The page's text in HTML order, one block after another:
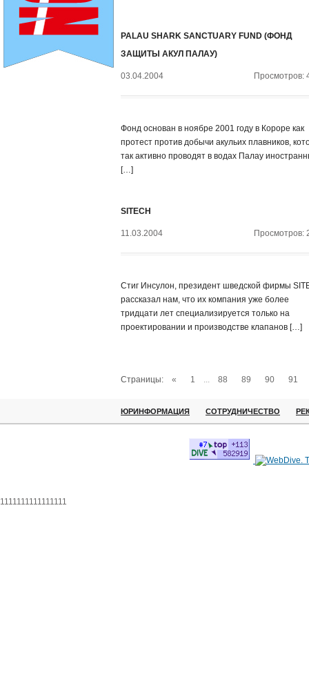
PALAU SHARK SANCTUARY FUND (ФОНД
ЗАЩИТЫ АКУЛ ПАЛАУ)
03.04.2004 Просмотров:
Фонд основан в ноябре 2001 году в Короре как
протест против добычи акульих плавников,
так активно проводят в водах Палау
[…]
SITECH
11.03.2004 Просмотров:
Стиг Инсулон, президент шведской фирмы
рассказал нам, что их компания уже более
тридцати лет специализируется только на
проектировании и производстве клапанов […]
Страницы: « 1 ... 88 89 90 91
ЮРИНФОРМАЦИЯ СОТРУДНИЧЕСТВО
1111111111111111